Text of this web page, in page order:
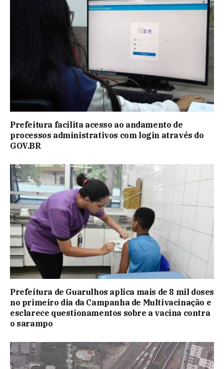
Prefeitura facilita acesso ao andamento de
processos administrativos com login através do
GOV.BR
Prefeitura de Guarulhos aplica mais de 8 mil doses
no primeiro dia da Campanha de Multivacinação e
esclarece questionamentos sobre a vacina contra
o sarampo